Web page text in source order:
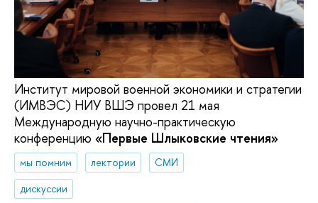
Институт мировой военной экономики и стратегии
(ИМВЭС) НИУ ВШЭ провел 21 мая
Международную научно-практическую
конференцию «Первые Шлыковские чтения»
мы помним лектории
СМИ
дискуссии